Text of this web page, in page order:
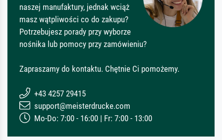
naszej manufaktury, jednak wciąż
masz wątpliwości co do zakupu?
Potrzebujesz porady przy wyborze
nośnika lub pomocy przy zamówieniu?
Zapraszamy do kontaktu. Chętnie Ci pomożemy.
+43 4257 29415
support@meisterdrucke.com
Mo-Do: 7:00 - 16:00 | Fr: 7:00 - 13:00